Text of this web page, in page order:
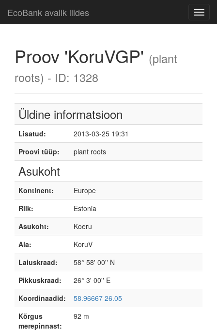
EcoBank avalik liides
Proov 'KoruVGP' (plant
roots) - ID: 1328
Üldine informatsioon
Lisatud:
2013-03-25 19:31
Proovi tüüp:
plant roots
Asukoht
Kontinent:
Europe
Riik:
Estonia
Asukoht:
Koeru
Ala:
KoruV
Laiuskraad:
58° 58' 00'' N
Pikkuskraad:
26° 3' 00'' E
Koordinaadid:
58.96667 26.05
Kõrgus
merepinnast:
92 m